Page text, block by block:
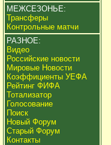
МЕЖСЕЗОНЬЕ:
Трансферы
Контрольные матчи
РАЗНОЕ:
Видео
Российские новости
Мировые Новости
Коэффициенты УЕФА
Рейтинг ФИФА
Тотализатор
Голосование
Поиск
Новый Форум
Старый Форум
Контакты